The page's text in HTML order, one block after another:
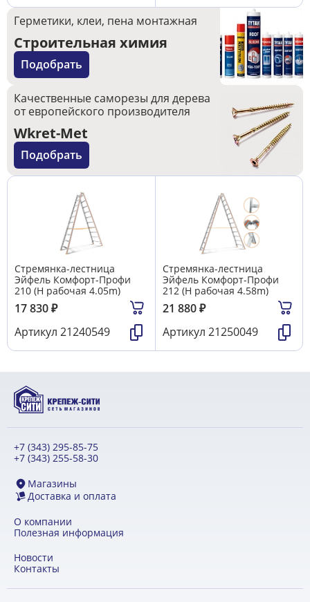
Герметики, клеи, пена монтажная
Строительная химия
Подобрать
Качественные саморезы для дерева
от европейского производителя
Wkret-Met
Подобрать
Стремянка-лестница
Эйфель Комфорт-Профи
210 (H рабочая 4.05m)
17 830₽
Артикул 21240549
Стремянка-лестница
Эйфель Комфорт-Профи
212 (H рабочая 4.58m)
21 880₽
Артикул 21250049
+7 (343) 295-85-75
+7 (343) 255-58-30
Магазины
Доставка и оплата
О компании
Полезная информация
Новости
Контакты